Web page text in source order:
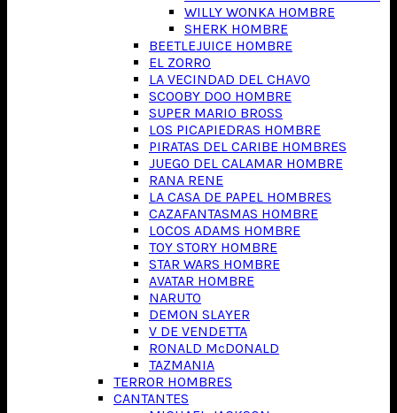
WILLY WONKA HOMBRE
SHERK HOMBRE
BEETLEJUICE HOMBRE
EL ZORRO
LA VECINDAD DEL CHAVO
SCOOBY DOO HOMBRE
SUPER MARIO BROSS
LOS PICAPIEDRAS HOMBRE
PIRATAS DEL CARIBE HOMBRES
JUEGO DEL CALAMAR HOMBRE
RANA RENE
LA CASA DE PAPEL HOMBRES
CAZAFANTASMAS HOMBRE
LOCOS ADAMS HOMBRE
TOY STORY HOMBRE
STAR WARS HOMBRE
AVATAR HOMBRE
NARUTO
DEMON SLAYER
V DE VENDETTA
RONALD McDONALD
TAZMANIA
TERROR HOMBRES
CANTANTES